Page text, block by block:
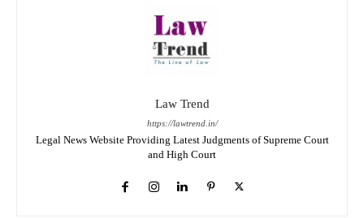
Law Trend
https://lawtrend.in/
Legal News Website Providing Latest Judgments of Supreme Court
and High Court